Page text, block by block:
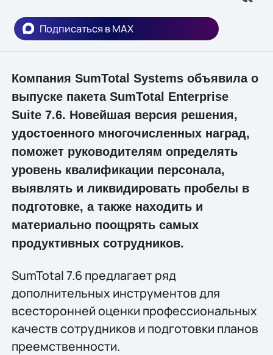
Подписаться в MAX
Компания SumTotal Systems объявила о
выпуске пакета SumTotal Enterprise
Suite 7.6. Новейшая версия решения,
удостоенного многочисленных наград,
поможет руководителям определять
уровень квалификации персонала,
выявлять и ликвидировать пробелы в
подготовке, а также находить и
материально поощрять самых
продуктивных сотрудников.
SumTotal 7.6 предлагает ряд
дополнительных инструментов для
всесторонней оценки профессиональных
качеств сотрудников и подготовки планов
преемственности.